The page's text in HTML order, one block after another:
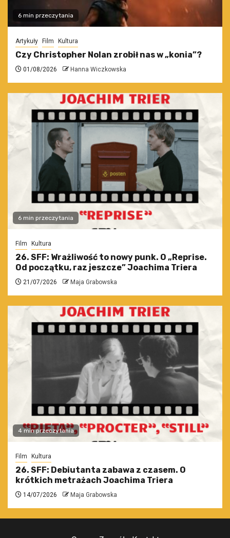
6 min przeczytania
Artykuły Film Kultura
Czy Christopher Nolan zrobił nas w „konia”?
01/08/2026 Hanna Wiczkowska
6 min przeczytania
Film Kultura
26. SFF: Wrażliwość to nowy punk. O „Reprise.
Od początku, raz jeszcze” Joachima Triera
21/07/2026 Maja Grabowska
4 min przeczytania
Film Kultura
26. SFF: Debiutanta zabawa z czasem. O
krótkich metrażach Joachima Triera
14/07/2026 Maja Grabowska